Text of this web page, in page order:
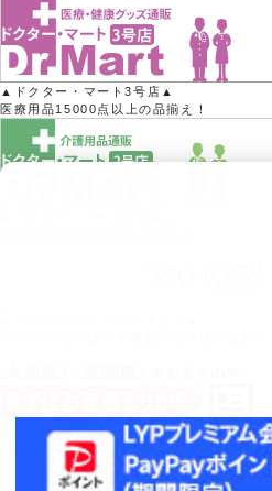
▲ドクター・マート3号店▲
医療用品15000点以上の品揃え！